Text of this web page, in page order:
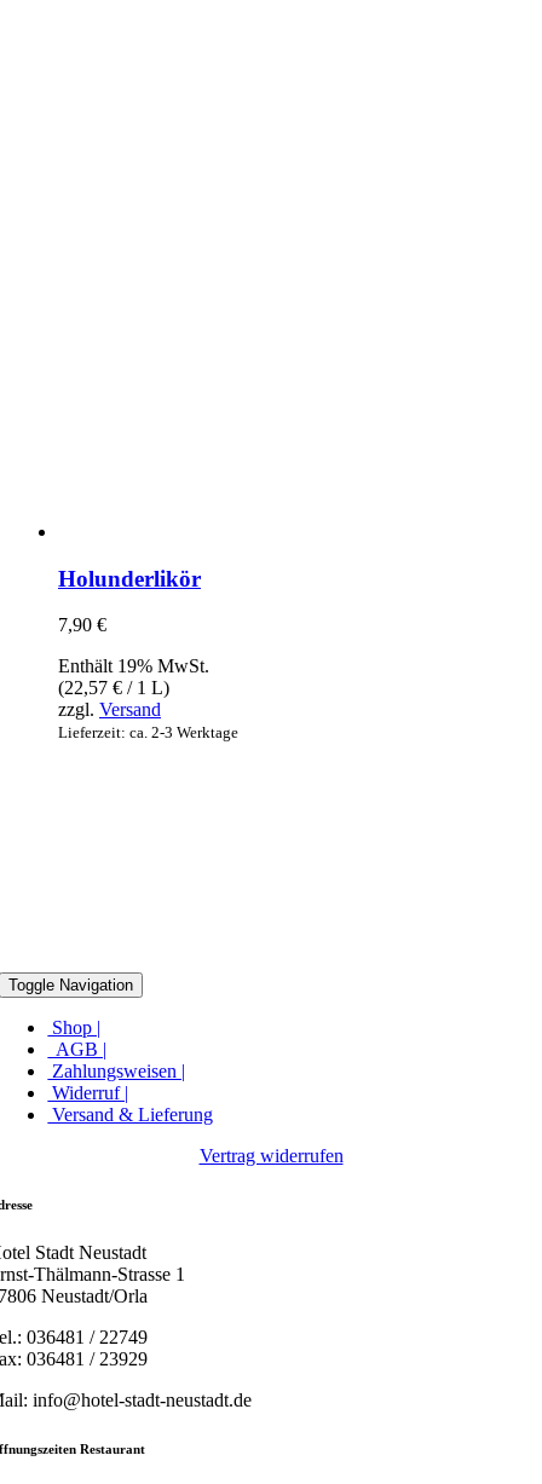
Holunderlikör
7,90 €
Enthält 19% MwSt.
(22,57 € / 1 L)
zzgl. Versand
Lieferzeit: ca. 2-3 Werktage
Toggle Navigation
Shop |
AGB |
Zahlungsweisen |
Widerruf |
Versand & Lieferung
Vertrag widerrufen
Stadt Neustadt
Thälmann-Strasse 1
Neustadt/Orla
036481 / 22749
036481 / 23929
info@hotel-stadt-neustadt.de
Restaurant